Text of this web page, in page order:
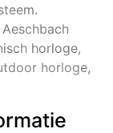
horloge,
horloge,